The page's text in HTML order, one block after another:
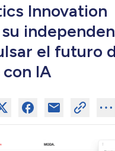
Innovation
el futuro
IA